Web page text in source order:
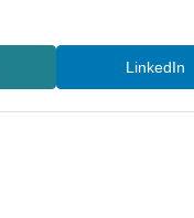
LinkedIn